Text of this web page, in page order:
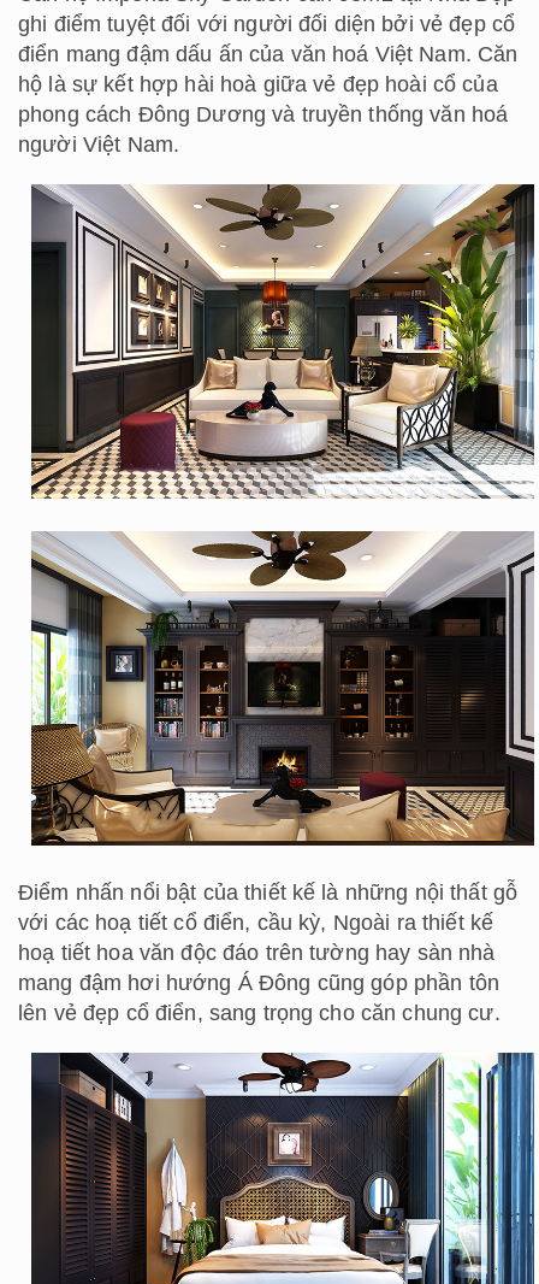
ghi điểm tuyệt đối với người đối diện bởi vẻ đẹp cổ
điển mang đậm dấu ấn của văn hoá Việt Nam. Căn
hộ là sự kết hợp hài hoà giữa vẻ đẹp hoài cổ của
phong cách Đông Dương và truyền thống văn hoá
người Việt Nam.
Điểm nhấn nổi bật của thiết kế là những nội thất gỗ
với các hoạ tiết cổ điển, cầu kỳ, Ngoài ra thiết kế
hoạ tiết hoa văn độc đáo trên tường hay sàn nhà
mang đậm hơi hướng Á Đông cũng góp phần tôn
lên vẻ đẹp cổ điển, sang trọng cho căn chung cư.